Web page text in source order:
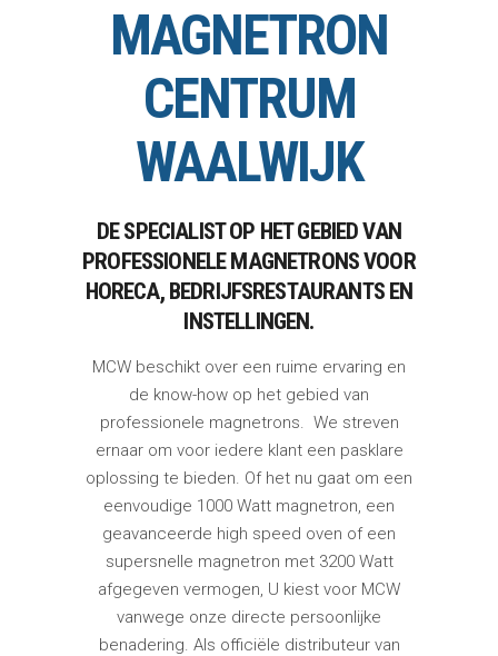
MAGNETRON
CENTRUM
WAALWIJK
DE SPECIALIST OP HET GEBIED VAN
PROFESSIONELE MAGNETRONS VOOR
HORECA, BEDRIJFSRESTAURANTS EN
INSTELLINGEN.
MCW beschikt over een ruime ervaring en
de know-how op het gebied van
professionele magnetrons. We streven
ernaar om voor iedere klant een pasklare
oplossing te bieden. Of het nu gaat om een
eenvoudige 1000 Watt magnetron, een
geavanceerde high speed oven of een
supersnelle magnetron met 3200 Watt
afgegeven vermogen, U kiest voor MCW
vanwege onze directe persoonlijke
benadering. Als officiële distributeur van